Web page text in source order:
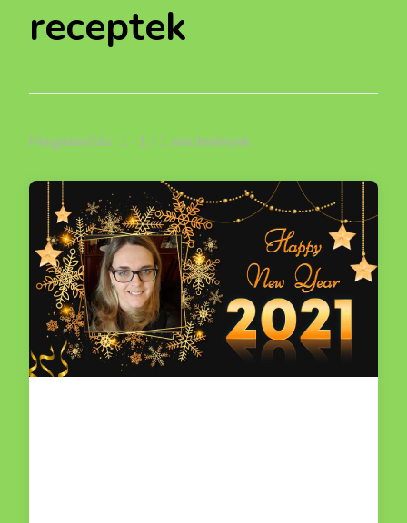
receptek
Megjelenítés: 1 -1 / 1 eredmények